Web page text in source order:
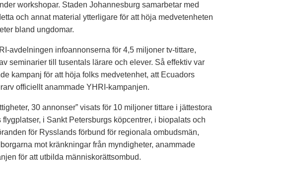
workshopar. Staden Johannesburg samarbetar med
och annat material ytterligare för att höja medvetenheten
bland ungdomar.
avdelningen infoannonserna för 4,5 miljoner tv-tittare,
seminarier till tusentals lärare och elever. Så effektiv var
kampanj för att höja folks medvetenhet, att Ecuadors
officiellt anammade YHRI-kampanjen.
30 annonser” visats för 10 miljoner tittare i jättestora
i Sankt Petersburgs köpcentrer, i biopalats och
för Rysslands förbund för regionala ombudsmän,
mot kränkningar från myndigheter, anammade
för att utbilda människorättsombud.